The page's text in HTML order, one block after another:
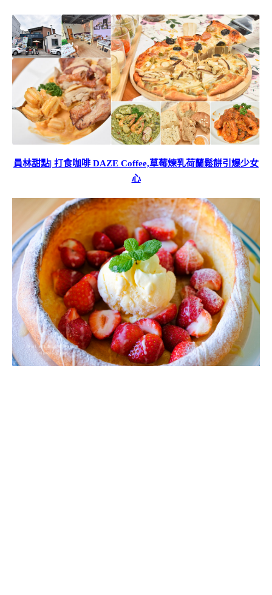
員林甜點| 打食咖啡 DAZE Coffee,草莓煉乳荷蘭鬆餅引爆少女
心